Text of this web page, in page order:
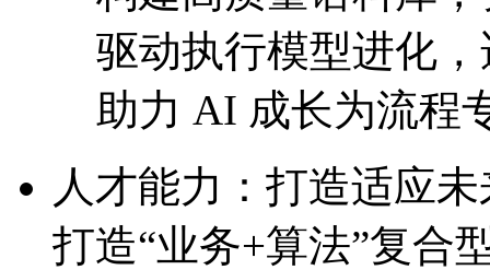
驱动执行模型进化
助力 AI 成长为流程专
人才能力：打造适应
打造“业务+算法”复合